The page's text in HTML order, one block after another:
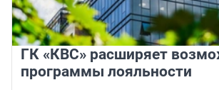
ГК «КВС» расширяет
программы лояльности